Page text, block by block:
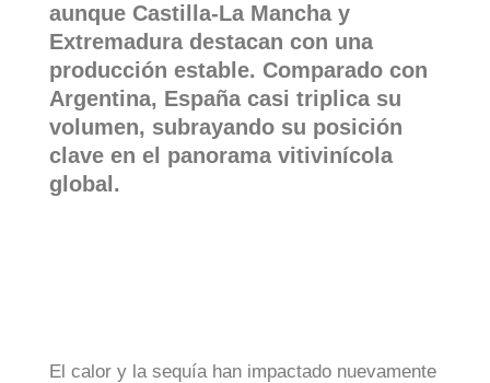
aunque Castilla-La Mancha y
Extremadura destacan con una
producción estable. Comparado con
Argentina, España casi triplica su
volumen, subrayando su posición
clave en el panorama vitivinícola
global.
El calor y la sequía han impactado nuevamente